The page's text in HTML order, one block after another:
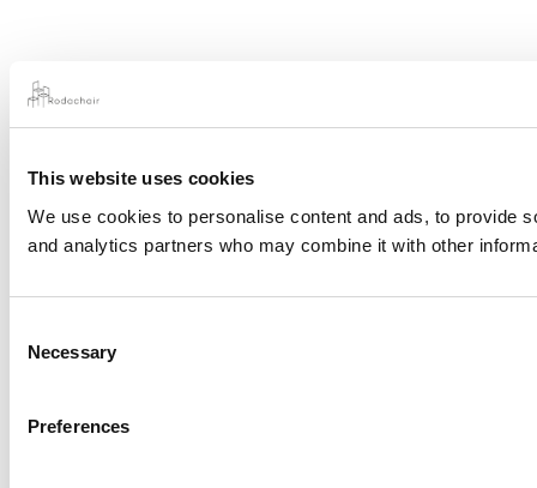
This website uses cookies
We use cookies to personalise content and ads, to provide
and analytics partners who may combine it with other
Selection
Necessary
Preferences